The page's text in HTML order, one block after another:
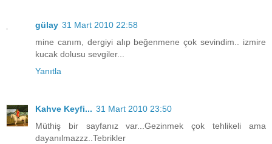
gülay 31 Mart 2010 22:58
mine canım, dergiyi alıp beğenmene çok sevindim.. izmire
kucak dolusu sevgiler...
Yanıtla
Kahve Keyfi... 31 Mart 2010 23:50
Müthiş bir sayfanız var...Gezinmek çok tehlikeli ama
dayanılmazzz..Tebrikler